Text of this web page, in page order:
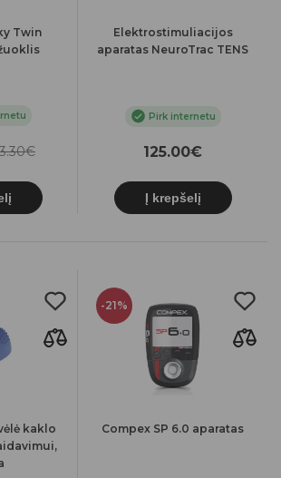
Twin
Elektrostimuliacijos
aparatas NeuroTrac TENS
Pirk internetu
125.00€
Į krepšelį
kaklo
-21%
Compex SP 6.0 aparatas